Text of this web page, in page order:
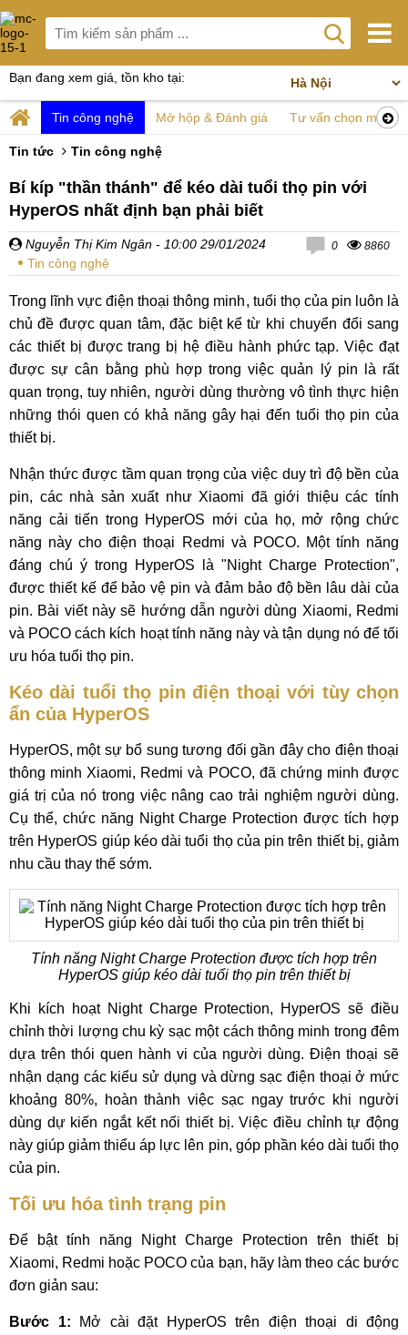
Bạn đang xem giá, tồn kho tại:
Tin công nghệ Mở hộp & Đánh giá Tư vấn chọn mua
Tin tức Tin công nghệ
Bí kíp "thần thánh" để kéo dài tuổi thọ pin với
HyperOS nhất định bạn phải biết
Nguyễn Thị Kim Ngân - 10:00 29/01/2024
Tin công nghệ
0 8860
Trong lĩnh vực điện thoại thông minh, tuổi thọ của pin luôn là
chủ đề được quan tâm, đặc biệt kể từ khi chuyển đổi sang
các thiết bị được trang bị hệ điều hành phức tạp. Việc đạt
được sự cân bằng phù hợp trong việc quản lý pin là rất
quan trọng, tuy nhiên, người dùng thường vô tình thực hiện
những thói quen có khả năng gây hại đến tuổi thọ pin của
thiết bị.
Nhận thức được tầm quan trọng của việc duy trì độ bền của
pin, các nhà sản xuất như Xiaomi đã giới thiệu các tính
năng cải tiến trong HyperOS mới của họ, mở rộng chức
năng này cho điện thoại Redmi và POCO. Một tính năng
đáng chú ý trong HyperOS là "Night Charge Protection",
được thiết kế để bảo vệ pin và đảm bảo độ bền lâu dài của
pin. Bài viết này sẽ hướng dẫn người dùng Xiaomi, Redmi
và POCO cách kích hoạt tính năng này và tận dụng nó để tối
ưu hóa tuổi thọ pin.
Kéo dài tuổi thọ pin điện thoại với tùy chọn
ẩn của HyperOS
HyperOS, một sự bổ sung tương đối gần đây cho điện thoại
thông minh Xiaomi, Redmi và POCO, đã chứng minh được
giá trị của nó trong việc nâng cao trải nghiệm người dùng.
Cụ thể, chức năng Night Charge Protection được tích hợp
trên HyperOS giúp kéo dài tuổi thọ của pin trên thiết bị, giảm
nhu cầu thay thế sớm.
Tính năng Night Charge Protection được tích hợp trên
HyperOS giúp kéo dài tuổi thọ pin trên thiết bị
Khi kích hoạt Night Charge Protection, HyperOS sẽ điều
chỉnh thời lượng chu kỳ sạc một cách thông minh trong đêm
dựa trên thói quen hành vi của người dùng. Điện thoại sẽ
nhận dạng các kiểu sử dụng và dừng sạc điện thoại ở mức
khoảng 80%, hoàn thành việc sạc ngay trước khi người
dùng dự kiến ​​ngắt kết nối thiết bị. Việc điều chỉnh tự động
này giúp giảm thiểu áp lực lên pin, góp phần kéo dài tuổi thọ
của pin.
Tối ưu hóa tình trạng pin
Để bật tính năng Night Charge Protection trên thiết bị
Xiaomi, Redmi hoặc POCO của bạn, hãy làm theo các bước
đơn giản sau:
Bước 1: Mở cài đặt HyperOS trên điện thoại di động